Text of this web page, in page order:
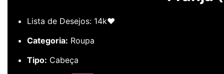
Lista de Desejos: 14k❤️
Categoria: Roupa
Tipo: Cabeça